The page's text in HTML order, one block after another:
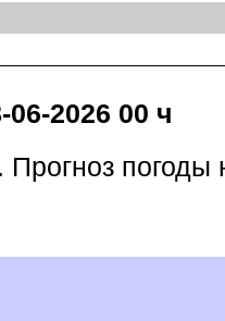
06-2026 00 ч
Прогноз